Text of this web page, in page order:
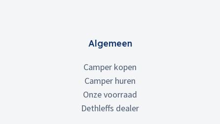
Algemeen
Camper kopen
Camper huren
Onze voorraad
Dethleffs dealer